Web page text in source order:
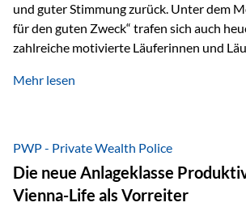
und guter Stimmung zurück. Unter dem
für den guten Zweck“ trafen sich auch
zahlreiche motivierte Läuferinnen und
Höchstleistungen für einen guten Zweck
Mäder gesammelt werden konnten. Die
Strecke mit rund 4,8 Kilometern und 680
stellte die Teilnehmerinnen und
sportliche Herausforderung. Doch…
Mehr lesen
PWP - Private Wealth Police
Die neue Anlageklasse
Vienna-Life als Vorreiter